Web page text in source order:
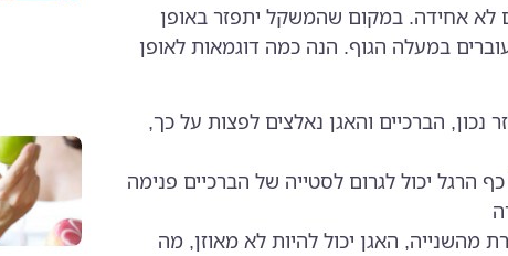
לא אחידה. במקום שהמשקל יתפזר באופן
במעלה הגוף. הנה כמה דוגמאות לאופן
הברכיים והאגן נאלצים לפצות על כך,
הרגל יכול לגרום לסטייה של הברכיים פנימה
האגן יכול להיות לא מאוזן, מה